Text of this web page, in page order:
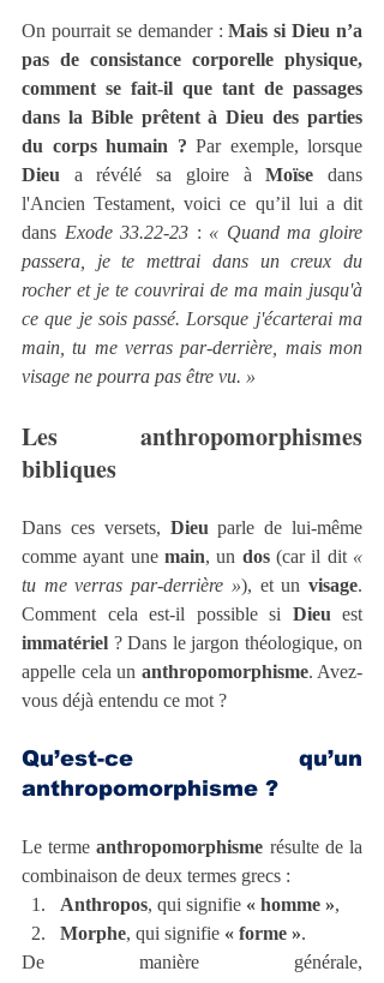
On pourrait se demander : Mais si Dieu n’a
pas de consistance corporelle physique,
comment se fait-il que tant de passages
dans la Bible prêtent à Dieu des parties
du corps humain ?
Dieu a révélé sa gloire à Moïse dans
l'Ancien Testament, voici ce qu’il lui a dit
dans Exode 33.22-23 : « Quand ma gloire
passera, je te mettrai dans un creux du
rocher et je te couvrirai de ma main jusqu'à
ce que je sois passé. Lorsque j'écarterai ma
main, tu me verras par-derrière, mais mon
visage ne pourra pas être vu. »
Les anthropomorphismes
bibliques
Dans ces versets, Dieu parle de lui-même
comme ayant une main, un dos (car il dit «
tu me verras par-derrière »), et un visage.
Comment cela est-il possible si Dieu
immatériel ? Dans le jargon théologique, on
appelle cela un anthropomorphisme. Avez-
vous déjà entendu ce mot ?
Qu’est-ce qu’un
anthropomorphisme ?
Le terme anthropomorphisme résulte de la
combinaison de deux termes grecs :
Anthropos, qui signifie « homme »,
Morphe, qui signifie « forme ».
De manière générale,